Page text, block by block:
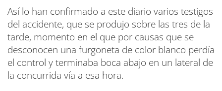
Así lo han confirmado a este diario varios testigos
del accidente, que se produjo sobre las tres de la
tarde, momento en el que por causas que se
desconocen una furgoneta de color blanco perdía
el control y terminaba boca abajo en un lateral de
la concurrida vía a esa hora.